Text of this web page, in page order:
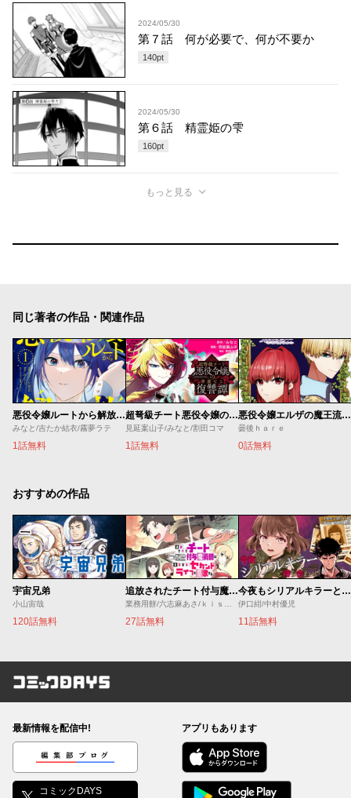
2024/05/30
第７話 何が必要で、何が不要か
140pt
2024/05/30
第６話 精霊姫の雫
160pt
もっと見る
同じ著者の作品・関連作品
悪役令嬢ルートから解放されました！ ～ゲームは終わったので、ヒロインには退場してもらいましょうか～
みなと/吉たか結衣/霧夢ラテ
1話無料
超弩級チート悪役令嬢の華麗なる復讐譚
見延案山子/みなと/割田コマ
1話無料
悪役令嬢エルザの魔王流社交ライフ
曇後ｈａｒｅ
0話無料
おすすめの作品
宇宙兄弟
小山宙哉
120話無料
追放されたチート付与魔術師は気ままなセカンドライフを謳歌する。 ～俺は武器だけじゃなく、あらゆるものに『強化ポイント』を付与できるし、俺の意思でいつでも効果を解除できるけど、残った人たち大丈夫？～
業務用餅/六志麻あさ/ｋｉｓｕｉ
27話無料
今夜もシリアルキラーと待ち合わせ
伊口紺/中村優児
11話無料
コミックDAYS
最新情報を配信中!
編集部ブログ
コミックDAYS
アプリもあります